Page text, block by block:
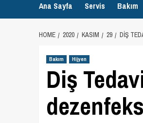
Ana Sayfa Servis Bakım
HOME 2020 KASIM 29 DIŞ
Bakım Hijyen
Diş